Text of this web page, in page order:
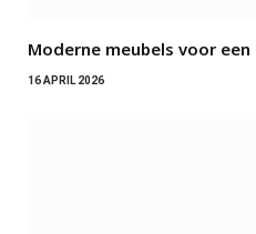
Moderne meubels voor
16 APRIL 2026